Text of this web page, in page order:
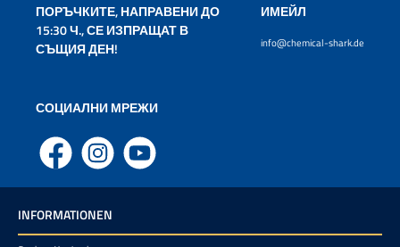
ПОРЪЧКИТЕ, НАПРАВЕНИ ДО
15:30 Ч., СЕ ИЗПРАЩАТ В
СЪЩИЯ ДЕН!
ИМЕЙЛ
info@chemical-shark.de
СОЦИАЛНИ МРЕЖИ
Facebook Instagram YouTube
INFORMATIONEN